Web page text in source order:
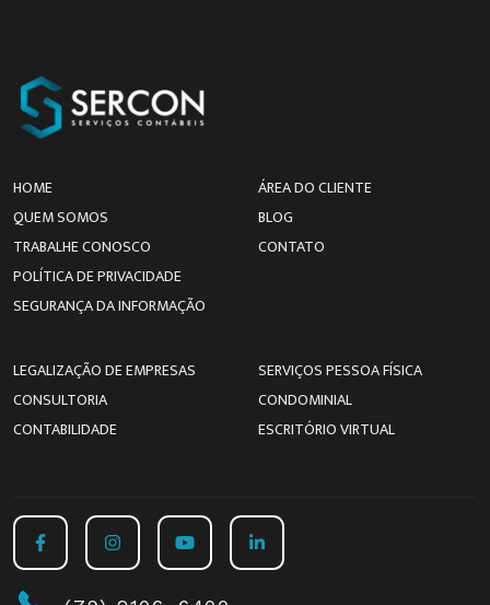
HOME
QUEM SOMOS
TRABALHE CONOSCO
POLÍTICA DE PRIVACIDADE
SEGURANÇA DA INFORMAÇÃO
ÁREA DO CLIENTE
BLOG
CONTATO
LEGALIZAÇÃO DE EMPRESAS
CONSULTORIA
CONTABILIDADE
SERVIÇOS PESSOA FÍSICA
CONDOMINIAL
ESCRITÓRIO VIRTUAL